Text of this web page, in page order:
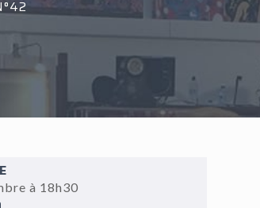
à 18h30